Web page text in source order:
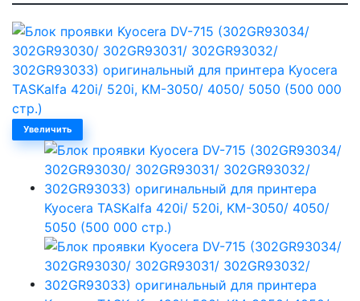
Увеличить